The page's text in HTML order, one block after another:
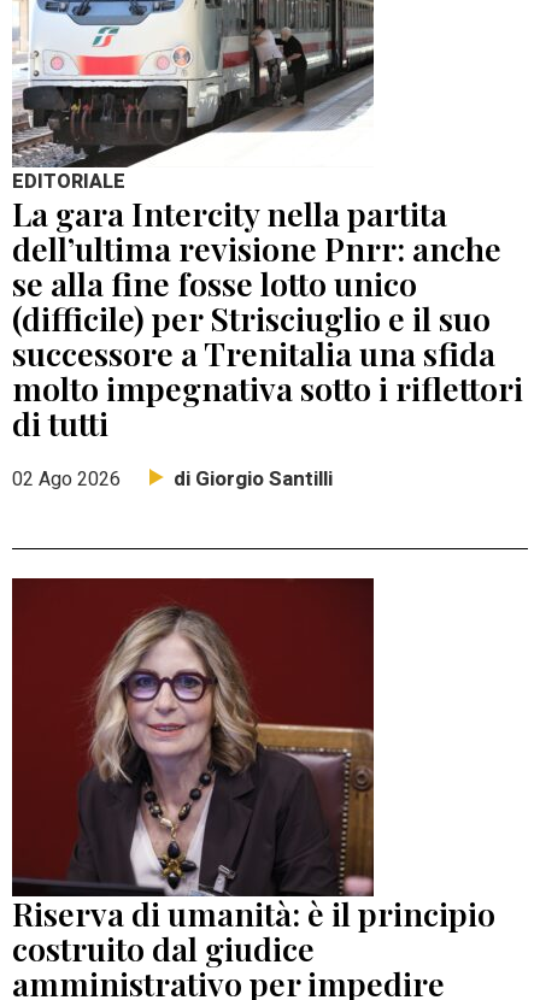
EDITORIALE
La gara Intercity nella partita
dell’ultima revisione Pnrr: anche
se alla fine fosse lotto unico
(difficile) per Strisciuglio e il suo
successore a Trenitalia una sfida
molto impegnativa sotto i riflettori
di tutti
02 Ago 2026 di Giorgio Santilli
Riserva di umanità: è il principio
costruito dal giudice
amministrativo per impedire